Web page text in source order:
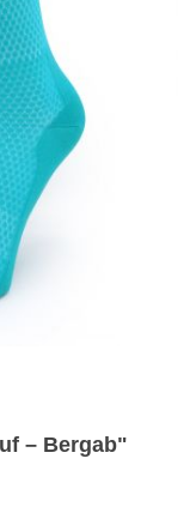
– Bergab"